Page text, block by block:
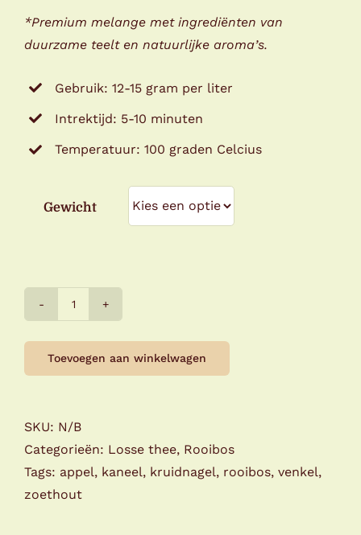
*Premium melange met ingrediënten van
duurzame teelt en natuurlijke aroma’s.
Gebruik: 12-15 gram per liter
Intrektijd: 5-10 minuten
Temperatuur: 100 graden Celcius
Gewicht
Gebakken
kaneel
aantal
Toevoegen aan winkelwagen
SKU: N/B
Categorieën: Losse thee, Rooibos
Tags: appel, kaneel, kruidnagel, rooibos, venkel,
zoethout